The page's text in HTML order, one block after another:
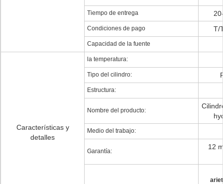
Tiempo de entrega
Condiciones de pago T/
Capacidad de la fuente
Características y
detalles
la temperatura:
Tipo del cilindro:
Estructura:
Nombre del producto:
Medio del trabajo:
Garantía:
12